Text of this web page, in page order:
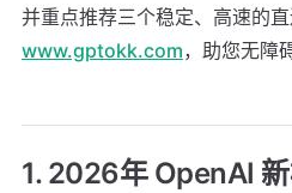
并重点推荐三个稳定、高速的直
www.gptokk.com，助您无障
1. 2026年 OpenAI